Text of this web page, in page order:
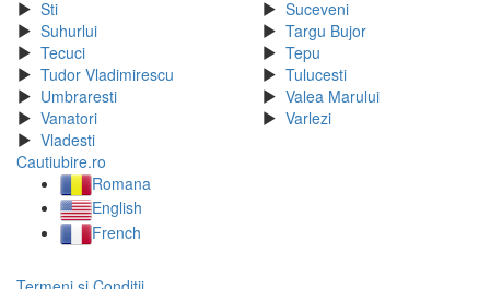
Sti
Suceveni
Suhurlui
Targu Bujor
Tecuci
Tepu
Tudor Vladimirescu
Tulucesti
Umbraresti
Valea Marului
Vanatori
Varlezi
Vladesti
Cautiubire.ro
Romana
English
French